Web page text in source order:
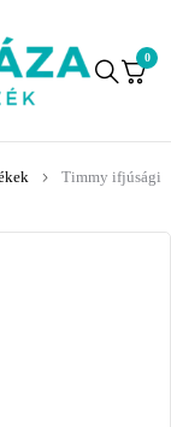
0
Timmy ifjúsági